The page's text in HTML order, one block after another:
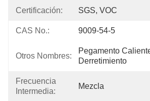
Certificación: SGS, VOC
CAS No.: 9009-54-5
Otros Nombres:
Pegamento
Derretimiento
Frecuencia
Intermedia:
Mezcla